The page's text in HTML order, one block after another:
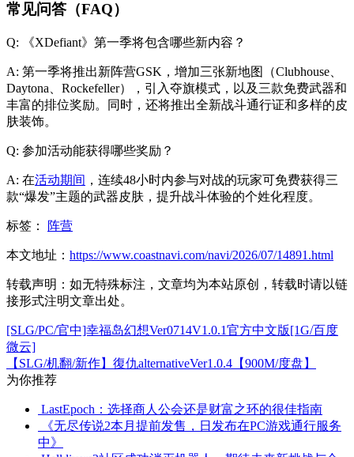
常见问答（FAQ）
Q: 《XDefiant》第一季将包含哪些新内容？
A: 第一季将推出新阵营GSK，增加三张新地图（Clubhouse、
Daytona、Rockefeller），引入夺旗模式，以及三款免费武器和
丰富的排位奖励。同时，还将推出全新战斗通行证和多样的皮
肤装饰。
Q: 参加活动能获得哪些奖励？
A: 在活动期间 ，连续48小时内参与对战的玩家可免费获得三
款“爆发”主题的武器皮肤，提升战斗体验的个姓化程度。
标签： 阵营
本文地址： https://www.coastnavi.com/navi/2026/07/14891.html
转载声明： 如无特殊标注，文章均为本站原创，转载时请以链
接形式注明文章出处。
[SLG/PC/官中]幸福岛幻想Ver0714V1.0.1官方中文版[1G/百度
微云]
【SLG/机翻/新作】復仇alternativeVer1.0.4【900M/度盘】
为你推荐
LastEpoch：选择商人公会还是财富之环的很佳指南
《无尽传说2本月提前发售，日发布在PC游戏通行服务
中》